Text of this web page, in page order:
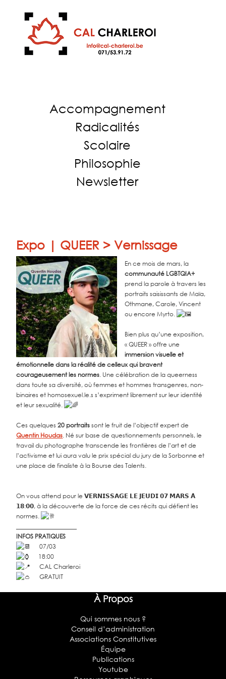
Accompagnement
Radicalités
Scolaire
Philosophie
Newsletter
Expo | QUEER > Vernissage
En ce mois de mars, la
communauté LGBTQIA+
prend la parole à travers les
portraits saisissants de Maïa,
Othmane, Carole, Vincent
ou encore Myrto.
Bien plus qu’une exposition,
« QUEER » offre une
immersion visuelle et
émotionnelle dans la réalité de celleux qui bravent
courageusement les normes. Une célébration de la queerness
dans toute sa diversité, où femmes et hommes transgenres, non-
binaires et homosexuel.le.s s’expriment librement sur leur identité
et leur sexualité.
Ces quelques20 portraits sont le fruit de l’objectif expert de
Quentin Houdas. Né sur base de questionnements personnels, le
travail du photographe transcende les frontières de l’art et de
l’activisme et lui aura valu le prix spécial du jury de la Sorbonne et
une place de finaliste à la Bourse des Talents.
On vous attend pour le 𝗩𝗘𝗥𝗡𝗜𝗦𝗦𝗔𝗚𝗘 𝗟𝗘 𝗝𝗘𝗨𝗗𝗜 𝟬𝟳 𝗠𝗔𝗥𝗦 𝗔̀
𝟭𝟴:𝟬𝟬, à la découverte de la force de ces récits qui défient les
normes.
INFOS PRATIQUES
07/03
18:00
CAL Charleroi
GRATUIT
À Propos
Qui sommes nous ?
Conseil d’administration
Associations Constitutives
Équipe
Publications
Youtube